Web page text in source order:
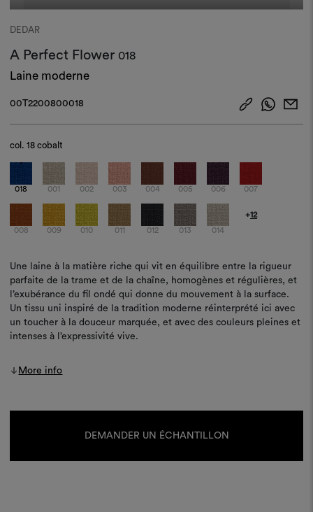
DEDAR
A Perfect Flower 018
Laine moderne
00T2200800018
col.18 cobalt
018 001 002 003 004 005 006 007
008 009 010 011 012 013 014
+12
Une laine à la matière riche qui vit en équilibre entre la rigueur
parfaite de la trame et de la chaîne, homogènes et régulières, et
l’exubérance du fil ondé qui donne du mouvement à la surface.
Un tissu uni inspiré de la tradition moderne réinterprété ici avec
un toucher à la douceur marquée, et avec des couleurs pleines et
intenses à l’expressivité vive.
More info
DEMANDER UN ÉCHANTILLON